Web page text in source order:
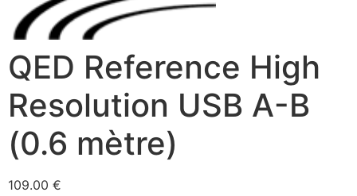
QED Reference High
Resolution USB A-B
(0.6 mètre)
109.00 €